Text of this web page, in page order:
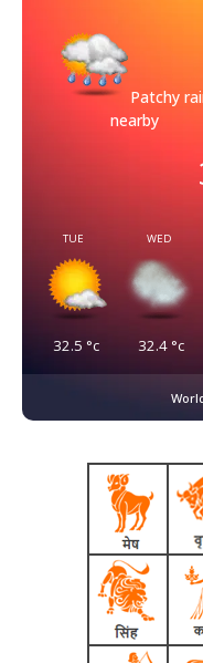
Patchy
nearby
TUE
32.5 °c
WED
32.4 °c